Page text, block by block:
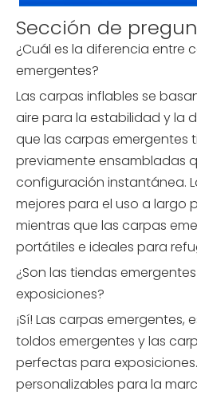
Sección de
¿Cuál es la diferencia entre
emergentes?
Las carpas inflables se
aire para la estabilidad y la
que las carpas emergentes
previamente ensambladas
configuración instantánea.
mejores para el uso a largo
mientras que las carpas
portátiles e ideales para
¿Son las tiendas
exposiciones?
¡Sí! Las carpas emergentes,
toldos emergentes y las
perfectas para
personalizables para la